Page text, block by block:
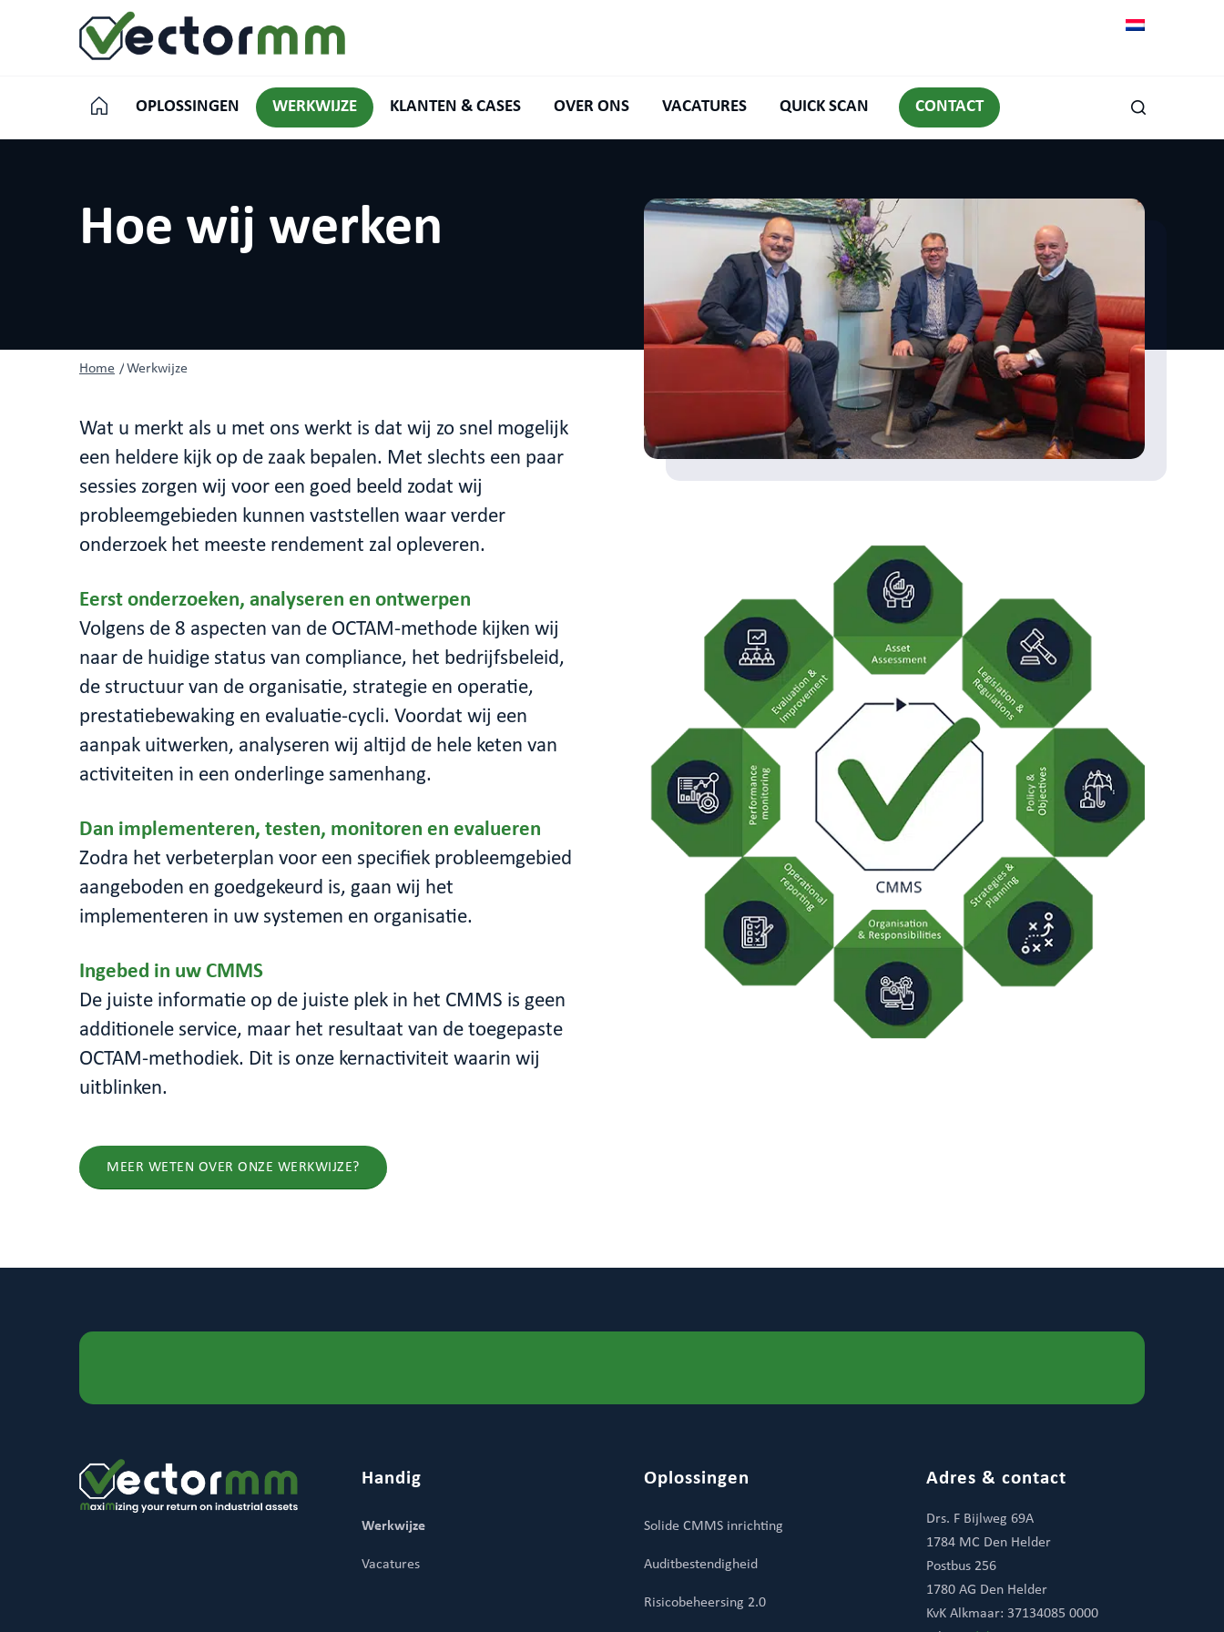
OPLOSSINGEN WERKWIJZE KLANTEN & CASES OVER ONS VACATURES QUICK SCAN CONTACT
Hoe wij werken
Home /Werkwijze
Wat u merkt als u met ons werkt is dat wij zo snel mogelijk
een heldere kijk op de zaak bepalen. Met slechts een paar
sessies zorgen wij voor een goed beeld zodat wij
probleemgebieden kunnen vaststellen waar verder
onderzoek het meeste rendement zal opleveren.
Eerst onderzoeken, analyseren en ontwerpen
Volgens de 8 aspecten van de OCTAM-methode kijken wij
naar de huidige status van compliance, het bedrijfsbeleid,
de structuur van de organisatie, strategie en operatie,
prestatiebewaking en evaluatie-cycli. Voordat wij een
aanpak uitwerken, analyseren wij altijd de hele keten van
activiteiten in een onderlinge samenhang.
Dan implementeren, testen, monitoren en evalueren
Zodra het verbeterplan voor een specifiek probleemgebied
aangeboden en goedgekeurd is, gaan wij het
implementeren in uw systemen en organisatie.
Ingebed in uw CMMS
De juiste informatie op de juiste plek in het CMMS is geen
additionele service, maar het resultaat van de toegepaste
OCTAM-methodiek. Dit is onze kernactiviteit waarin wij
uitblinken.
MEER WETEN OVER ONZE WERKWIJZE?
Handig
Werkwijze
Vacatures
Oplossingen
Solide CMMS inrichting
Auditbestendigheid
Risicobeheersing 2.0
Adres & contact
Drs. F Bijlweg 69A
1784 MC Den Helder
Postbus 256
1780 AG Den Helder
KvK Alkmaar: 37134085 0000